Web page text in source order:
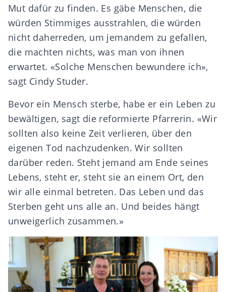
Mut dafür zu finden. Es gäbe Menschen, die
würden Stimmiges ausstrahlen, die würden
nicht daherreden, um jemandem zu gefallen,
die machten nichts, was man von ihnen
erwartet. «Solche Menschen bewundere ich»,
sagt Cindy Studer.
Bevor ein Mensch sterbe, habe er ein Leben zu
bewältigen, sagt die reformierte Pfarrerin. «Wir
sollten also keine Zeit verlieren, über den
eigenen Tod nachzudenken. Wir sollten
darüber reden. Steht jemand am Ende seines
Lebens, steht er, steht sie an einem Ort, den
wir alle einmal betreten. Das Leben und das
Sterben geht uns alle an. Und beides hängt
unweigerlich zusammen.»